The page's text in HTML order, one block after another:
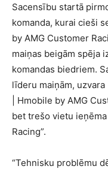
Sacensību startā
komanda, kurai cieši
by AMG Customer
maiņas beigām spēja
komandas biedriem.
līderu maiņām,
| Hmobile by AMG
bet trešo vietu ieņēma
Racing”.
“Tehnisku problēmu